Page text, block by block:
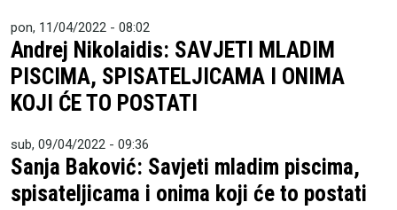
pon, 11/04/2022 - 08:02
Andrej Nikolaidis: SAVJETI MLADIM
PISCIMA, SPISATELJICAMA I ONIMA
KOJI ĆE TO POSTATI
sub, 09/04/2022 - 09:36
Sanja Baković: Savjeti mladim piscima,
spisateljicama i onima koji će to postati